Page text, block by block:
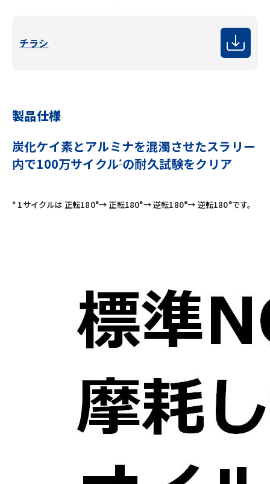
チラシ
製品仕様
炭化ケイ素とアルミナを混濁させたスラリー
内で100万サイクル*の耐久試験をクリア
* 1サイクルは 正転180°→ 正転180°→ 逆転180°→ 逆転180°です。